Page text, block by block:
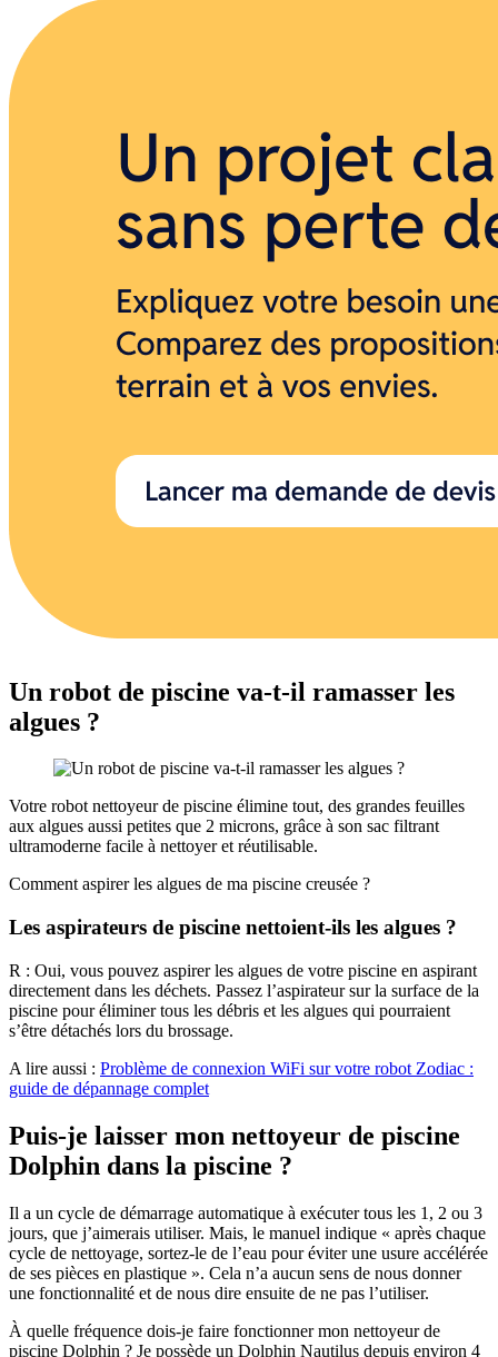
Un robot de piscine va-t-il ramasser les
algues ?
Votre robot nettoyeur de piscine élimine tout, des grandes feuilles
aux algues aussi petites que 2 microns, grâce à son sac filtrant
ultramoderne facile à nettoyer et réutilisable.
Comment aspirer les algues de ma piscine creusée ?
Les aspirateurs de piscine nettoient-ils les algues ?
R : Oui, vous pouvez aspirer les algues de votre piscine en aspirant
directement dans les déchets. Passez l’aspirateur sur la surface de la
piscine pour éliminer tous les débris et les algues qui pourraient
s’être détachés lors du brossage.
A lire aussi : Problème de connexion WiFi sur votre robot Zodiac :
guide de dépannage complet
Puis-je laisser mon nettoyeur de piscine
Dolphin dans la piscine ?
Il a un cycle de démarrage automatique à exécuter tous les 1, 2 ou 3
jours, que j’aimerais utiliser. Mais, le manuel indique « après chaque
cycle de nettoyage, sortez-le de l’eau pour éviter une usure accélérée
de ses pièces en plastique ». Cela n’a aucun sens de nous donner
une fonctionnalité et de nous dire ensuite de ne pas l’utiliser.
À quelle fréquence dois-je faire fonctionner mon nettoyeur de
piscine Dolphin ? Je possède un Dolphin Nautilus depuis environ 4